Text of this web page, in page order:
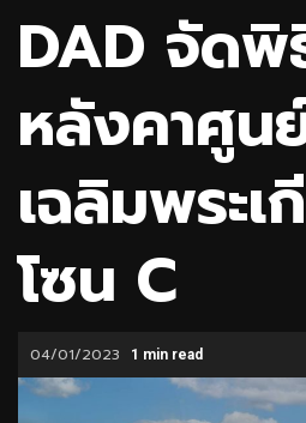
DAD จัด
หลังคาศูน
เฉลิมพระเ
โซน C
04/01/2023 1 min read